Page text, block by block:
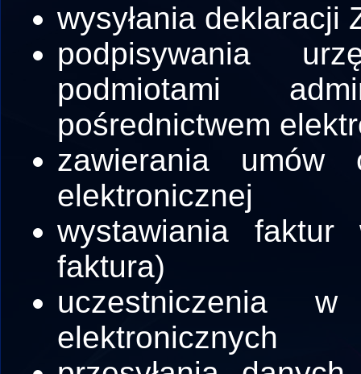
wysyłania deklaracji
podpisywania
podmiotami
pośrednictwem
zawierania umów
elektronicznej
wystawiania
faktura)
uczestniczenia
elektronicznych